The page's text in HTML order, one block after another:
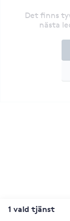
Det finns
nästa
1 vald tjänst